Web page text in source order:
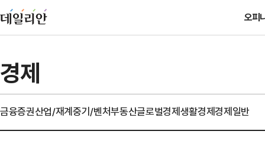
오피
경제
금융증권산업/재계중기/벤처부동산글로벌경제생활경제경제일반